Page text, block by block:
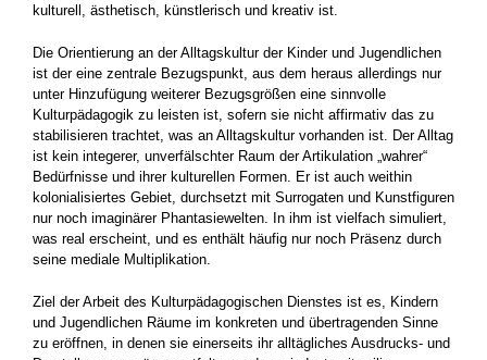
kulturell, ästhetisch, künstlerisch und kreativ ist.
Die Orientierung an der Alltagskultur der Kinder und Jugendlichen
ist der eine zentrale Bezugs­punkt, aus dem heraus allerdings nur
unter Hin­zufügung weiterer Bezugsgrößen eine sinnvolle
Kulturpädagogik zu leisten ist, sofern sie nicht affirmativ das zu
stabilisieren trachtet, was an Alltagskultur vorhanden ist. Der Alltag
ist kein in­tegerer, unverfälschter Raum der Artikulation „wahrer“
Bedürfnisse und ihrer kulturellen For­men. Er ist auch weithin
kolonialisiertes Gebiet, durchsetzt mit Surrogaten und Kunstfiguren
nur noch imaginärer Phantasiewelten. In ihm ist viel­fach simuliert,
was real erscheint, und es enthält häufig nur noch Präsenz durch
seine mediale Multiplikation.
Ziel der Arbeit des Kulturpädagogischen Dien­stes ist es, Kindern
und Jugendlichen Räume im konkreten und übertragenden Sinne
zu eröffnen, in denen sie einerseits ihr alltägliches Aus­drucks- und